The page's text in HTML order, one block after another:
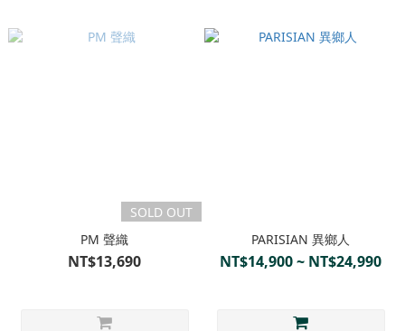
SOLD OUT
PM 聲織
NT$13,690
PARISIAN 異鄉人
NT$14,900 ~ NT$24,990